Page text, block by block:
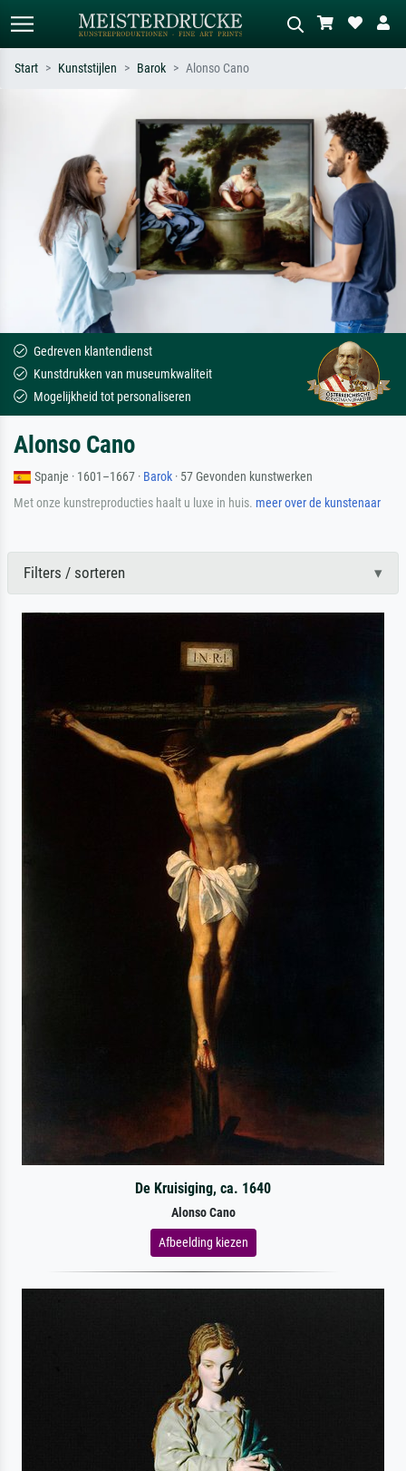
Zoek op kunstenaar, titel of stijl – bijv.
Monet, Sterrennacht, impressionisme,
Hokusai-golf, naakt.
Beschrijf de scène – bijv. groene
weide, abstract met veel rood, donker
olieverfschilderij, staand naakt naast
een boom.
Start Kunststijlen Barok Alonso Cano
Gedreven klantendienst
Kunstdrukken van museumkwaliteit
Mogelijkheid tot personaliseren
Alonso Cano
Spanje · 1601–1667 · Barok · 57 Gevonden kunstwerken
Met onze kunstreproducties haalt u luxe in huis. meer over de kunstenaar
Filters / sorteren
De Kruisiging, ca. 1640
Alonso Cano
Afbeelding kiezen